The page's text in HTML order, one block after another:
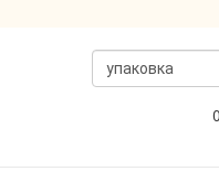
упаковка